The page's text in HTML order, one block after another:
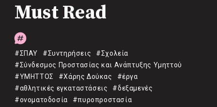
Must Read
#ΣΠΑΥ #Συντηρήσεις
#Σχολεία
#Σύνδεσμος Προστασίας και Ανάπτυξης Υμηττού
#ΥΜΗΤΤΟΣ
#Χάρης Δούκας
#έργα
#αθλητικές εγκαταστάσεις
#δεξαμενές
#ονοματοδοσία
#πυροπροστασία